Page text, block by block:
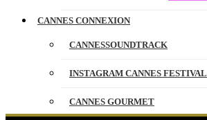
CANNES CONNEXION
CANNESSOUNDTRACK
INSTAGRAM CANNES FESTIVAL
CANNES GOURMET